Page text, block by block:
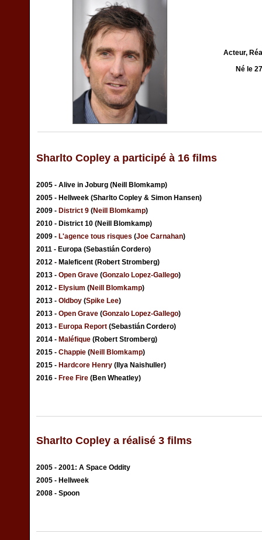
Acteur,
Né le
Sharlto Copley a participé à 16 films
2005 - Alive in Joburg (Neill Blomkamp)
2005 - Hellweek (Sharlto Copley & Simon Hansen)
2009 - District 9 (Neill Blomkamp)
2010 - District 10 (Neill Blomkamp)
2009 - L'agence tous risques (Joe Carnahan)
2011 - Europa (Sebastián Cordero)
2012 - Maleficent (Robert Stromberg)
2013 - Open Grave (Gonzalo Lopez-Gallego)
2012 - Elysium (Neill Blomkamp)
2013 - Oldboy (Spike Lee)
2013 - Open Grave (Gonzalo Lopez-Gallego)
2013 - Europa Report (Sebastián Cordero)
2014 - Maléfique (Robert Stromberg)
2015 - Chappie (Neill Blomkamp)
2015 - Hardcore Henry (Ilya Naishuller)
2016 - Free Fire (Ben Wheatley)
Sharlto Copley a réalisé 3 films
2005 - 2001: A Space Oddity
2005 - Hellweek
2008 - Spoon